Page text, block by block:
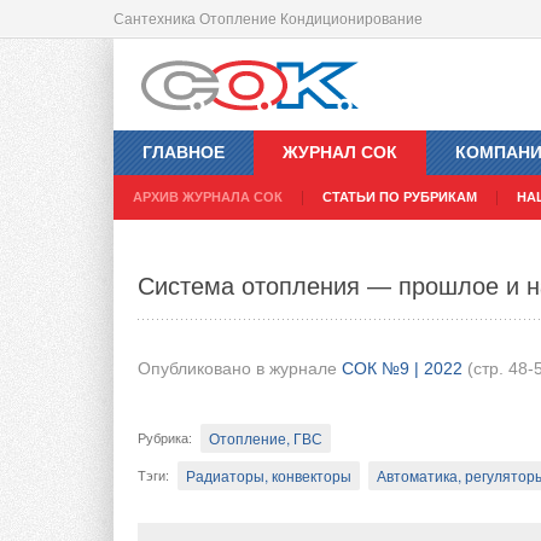
Сантехника Отопление Кондиционирование
ГЛАВНОЕ ЖУРНАЛ СОК
АРХИВ ЖУРНАЛА СОК СТАТЬИ ПО РУБРИКАМ
Система отопления — прошлое и
Опубликовано в журнале СОК №9 | 2022 (стр. 48-
Рубрика: Отопление, ГВС
Тэги: Радиаторы, конвекторы Автоматика,
Новые времена — новые решения
Опубликовано в журнале СОК №9 | 2022 (стр. 51)
Тэги: Фриске Рус, ООО Frisquet Газовые
Сегодня мир изменился полностью. Что
новые решения.